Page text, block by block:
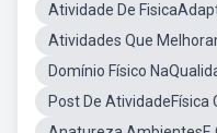
Atividade De
Atividades Que
Domínio Físico
Post De AtividadeFísica